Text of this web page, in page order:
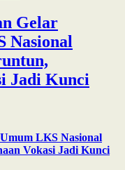
Gelar
Nasional
Jadi Kunci
LKS Nasional
Vokasi Jadi Kunci